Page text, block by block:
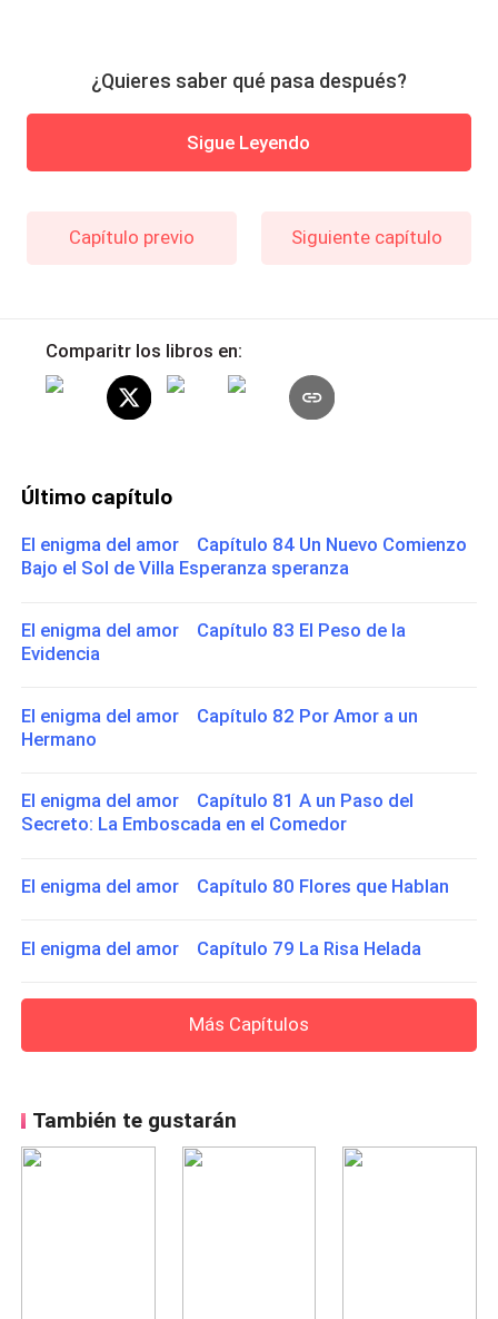
¿Quieres saber qué pasa después?
Sigue Leyendo
Capítulo previo Siguiente capítulo
Comparitr los libros en:
Último capítulo
El enigma del amor Capítulo 84 Un Nuevo Comienzo
Bajo el Sol de Villa Esperanza speranza
El enigma del amor Capítulo 83 El Peso de la
Evidencia
El enigma del amor Capítulo 82 Por Amor a un
Hermano
El enigma del amor Capítulo 81 A un Paso del
Secreto: La Emboscada en el Comedor
El enigma del amor Capítulo 80 Flores que Hablan
El enigma del amor Capítulo 79 La Risa Helada
Más Capítulos
También te gustarán